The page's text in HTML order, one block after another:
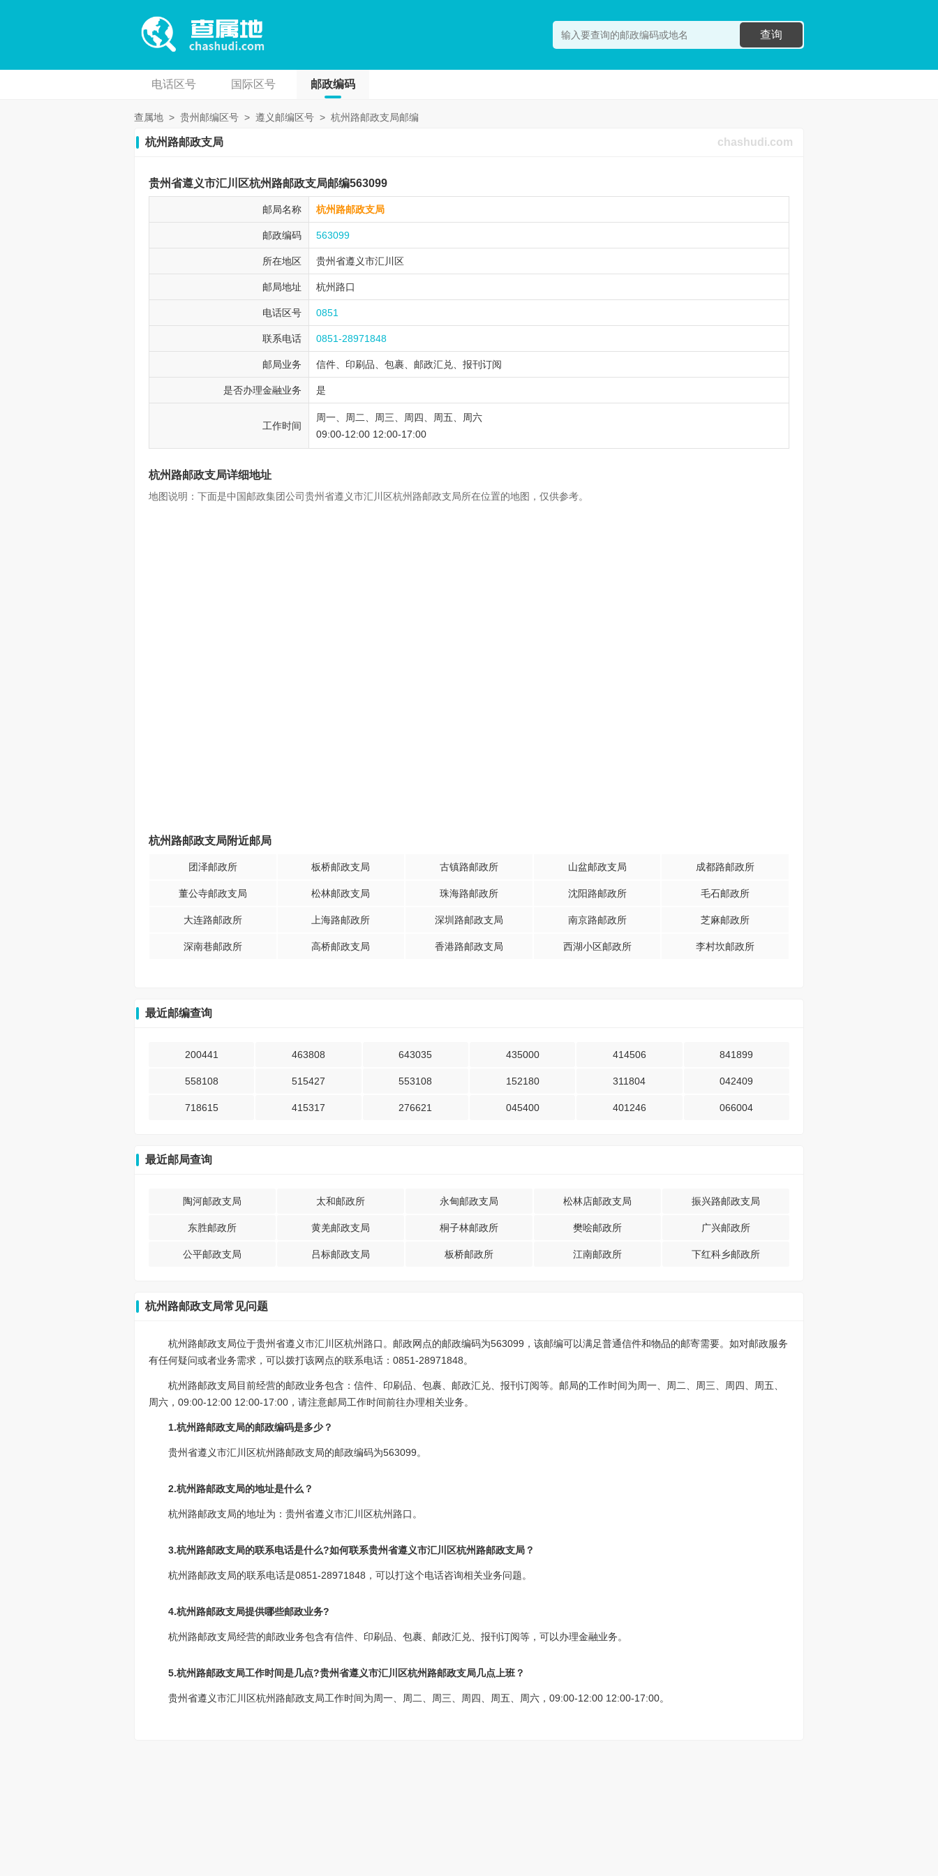
查询
电话区号 国际区号 邮政编码
查属地 > 贵州邮编区号 > 遵义邮编区号 > 杭州路邮政支局邮编
杭州路邮政支局 chashudi.com
贵州省遵义市汇川区杭州路邮政支局邮编563099
邮局名称 杭州路邮政支局
邮政编码 563099
所在地区 贵州省遵义市汇川区
邮局地址 杭州路口
电话区号 0851
联系电话 0851-28971848
邮局业务 信件、印刷品、包裹、邮政汇兑、报刊订阅
是否办理金融业务 是
工作时间
周一、周二、周三、周四、周五、周六
09:00-12:00 12:00-17:00
杭州路邮政支局详细地址
地图说明：下面是中国邮政集团公司贵州省遵义市汇川区杭州路邮政支局所在位置的地图，仅供参考。
杭州路邮政支局附近邮局
团泽邮政所 板桥邮政支局 古镇路邮政所 山盆邮政支局 成都路邮政所
董公寺邮政支局 松林邮政支局 珠海路邮政所 沈阳路邮政所 毛石邮政所
大连路邮政所 上海路邮政所 深圳路邮政支局 南京路邮政所 芝麻邮政所
深南巷邮政所 高桥邮政支局 香港路邮政支局 西湖小区邮政所 李村坎邮政所
最近邮编查询
200441 463808 643035 435000 414506 841899
558108 515427 553108 152180 311804 042409
718615 415317 276621 045400 401246 066004
最近邮局查询
陶河邮政支局 太和邮政所 永甸邮政支局 松林店邮政支局 振兴路邮政支局
东胜邮政所 黄羌邮政支局 桐子林邮政所 樊哙邮政所 广兴邮政所
公平邮政支局 吕标邮政支局 板桥邮政所 江南邮政所 下红科乡邮政所
杭州路邮政支局常见问题
杭州路邮政支局位于贵州省遵义市汇川区杭州路口。邮政网点的邮政编码为563099，该邮编可以满足普通信件和物品的邮寄需要。如对邮政服务
有任何疑问或者业务需求，可以拨打该网点的联系电话：0851-28971848。
杭州路邮政支局目前经营的邮政业务包含：信件、印刷品、包裹、邮政汇兑、报刊订阅等。邮局的工作时间为周一、周二、周三、周四、周五、
周六，09:00-12:00 12:00-17:00，请注意邮局工作时间前往办理相关业务。
1.杭州路邮政支局的邮政编码是多少？
贵州省遵义市汇川区杭州路邮政支局的邮政编码为563099。
2.杭州路邮政支局的地址是什么？
杭州路邮政支局的地址为：贵州省遵义市汇川区杭州路口。
3.杭州路邮政支局的联系电话是什么?如何联系贵州省遵义市汇川区杭州路邮政支局？
杭州路邮政支局的联系电话是0851-28971848，可以打这个电话咨询相关业务问题。
4.杭州路邮政支局提供哪些邮政业务?
杭州路邮政支局经营的邮政业务包含有信件、印刷品、包裹、邮政汇兑、报刊订阅等，可以办理金融业务。
5.杭州路邮政支局工作时间是几点?贵州省遵义市汇川区杭州路邮政支局几点上班？
贵州省遵义市汇川区杭州路邮政支局工作时间为周一、周二、周三、周四、周五、周六，09:00-12:00 12:00-17:00。